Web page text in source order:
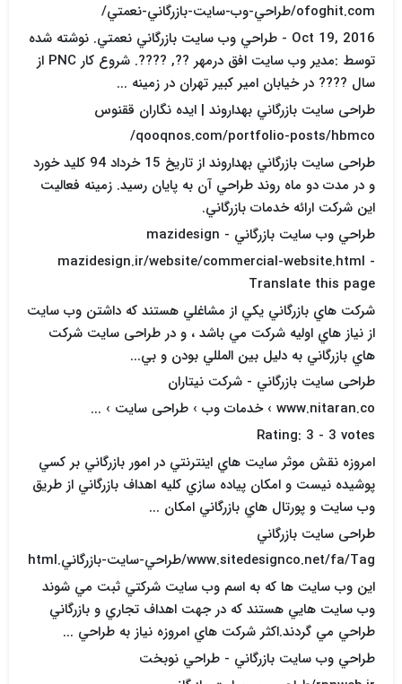
ofoghit.com/طراحي-وب-سايت-بازرگاني-نعمتي/
Oct 19, 2016 - طراحي وب سايت بازرگاني نعمتي. نوشته شده
توسط :مدير وب سايت افق درمهر ??, ????. شروع کار PNC از
سال ???? در خيابان امير کبير تهران در زمينه ...
طراحی سایت بازرگاني بهداروند | ايده نگاران ققنوس
qooqnos.com/portfolio-posts/hbmco/
طراحی سایت بازرگاني بهداروند از تاريخ 15 خرداد 94 کليد خورد
و در مدت دو ماه روند طراحي آن به پايان رسيد. زمينه فعاليت
اين شرکت ارائه خدمات بازرگاني.
طراحي وب سايت بازرگاني - mazidesign
mazidesign.ir/website/commercial-website.html -
Translate this page
شرکت هاي بازرگاني يکي از مشاغلي هستند که داشتن وب سايت
از نياز هاي اوليه شرکت مي باشد ، و در طراحی سایت شرکت
هاي بازرگاني به دليل بين المللي بودن و بي...
طراحی سایت بازرگاني - شرکت نيتاران
www.nitaran.co › خدمات وب › طراحی سایت › ...
Rating: 3 - ‎3 votes
امروزه نقش موثر سايت هاي اينترنتي در امور بازرگاني بر کسي
پوشيده نيست و امکان پياده سازي کليه اهداف بازرگاني از طريق
وب سايت و پورتال هاي بازرگاني امکان ...
طراحی سایت بازرگاني
www.sitedesignco.net/fa/Tag/طراحي-سايت-بازرگاني.html
اين وب سايت ها که به اسم وب سايت شرکتي ثبت مي شوند
وب سايت هايي هستند که در جهت اهداف تجاري و بازرگاني
طراحي مي گردند.اکثر شرکت هاي امروزه نياز به طراحي ...
طراحي وب سايت بازرگاني - طراحي نوبخت